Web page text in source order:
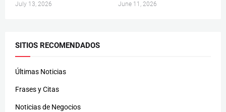
July 13, 2026 June 11, 2026
SITIOS RECOMENDADOS
Últimas Noticias
Frases y Citas
Noticias de Negocios